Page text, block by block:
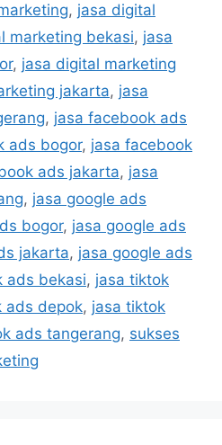
, jasa digital
marketing bekasi, jasa
, jasa digital marketing
jakarta, jasa
, jasa facebook ads
ads bogor, jasa facebook
ads jakarta, jasa
, jasa google ads
bogor, jasa google ads
jakarta, jasa google ads
ads bekasi, jasa tiktok
ads depok, jasa tiktok
ads tangerang, sukses